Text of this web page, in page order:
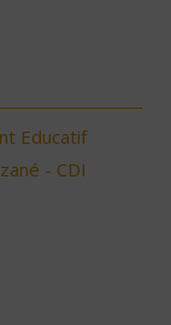
Educatif
- CDI